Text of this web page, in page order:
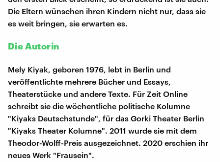
Die Eltern wünschen ihren Kindern nicht nur, dass sie
es weit bringen, sie erwarten es.
Die Autorin
Mely Kiyak, geboren 1976, lebt in Berlin und
veröffentlichte mehrere Bücher und Essays,
Theaterstücke und andere Texte. Für Zeit Online
schreibt sie die wöchentliche politische Kolumne
"Kiyaks Deutschstunde", für das Gorki Theater Berlin
"Kiyaks Theater Kolumne". 2011 wurde sie mit dem
Theodor-Wolff-Preis ausgezeichnet. 2020 erschien ihr
neues Werk "Frausein".